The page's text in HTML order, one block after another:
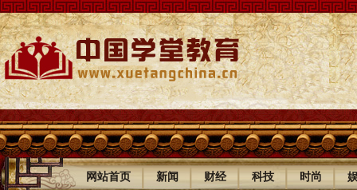
网站首页 | 新闻 | 财经 | 科技 | 时尚 |